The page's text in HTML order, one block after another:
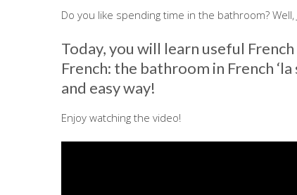
Do you like spending time in the bathroom? Well,
Today, you will learn useful
French: the bathroom in French ‘la
and easy way!
Enjoy watching the video!